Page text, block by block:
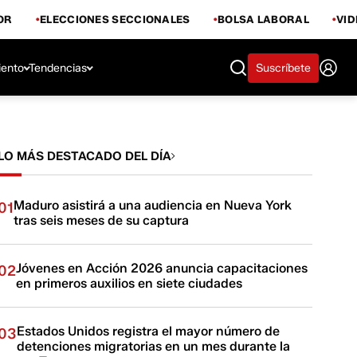
ELECCIONES SECCIONALES BOLSA LABORAL
Tendencias Suscríbete
MÁS DESTACADO DEL DÍA
Maduro asistirá a una audiencia en Nueva York
tras seis meses de su captura
Jóvenes en Acción 2026 anuncia capacitaciones
en primeros auxilios en siete ciudades
Estados Unidos registra el mayor número de
detenciones migratorias en un mes durante la